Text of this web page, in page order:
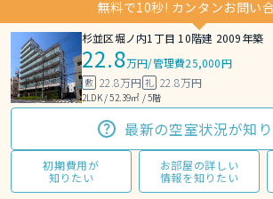
無料で10秒! カンタンお問い
杉並区堀ノ内1丁目 10階建 2009年築
22.8万円/管理費25,000円
敷 22.8万円 礼 22.8万円
2LDK / 52.39㎡ / 5階
最新の空室状況が知
初期費用が
知りたい
お部屋の詳しい
情報を知りたい